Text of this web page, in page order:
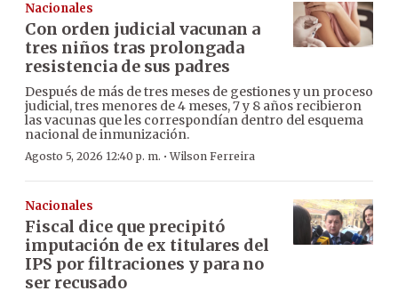
Nacionales
Con orden judicial vacunan a
tres niños tras prolongada
resistencia de sus padres
Después de más de tres meses de gestiones y un proceso
judicial, tres menores de 4 meses, 7 y 8 años recibieron
las vacunas que les correspondían dentro del esquema
nacional de inmunización.
Agosto 5, 2026 12:40 p. m. ·Wilson Ferreira
Nacionales
Fiscal dice que precipitó
imputación de ex titulares del
IPS por filtraciones y para no
ser recusado